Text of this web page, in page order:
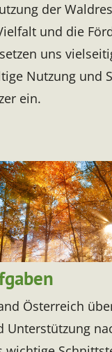
der
und die
uns
Nutzung und
ein.
Österreich
Unterstützung